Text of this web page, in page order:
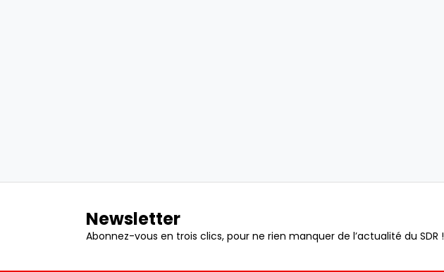
Newsletter
Abonnez-vous en trois clics, pour ne rien manquer de l’actualité du SDR !